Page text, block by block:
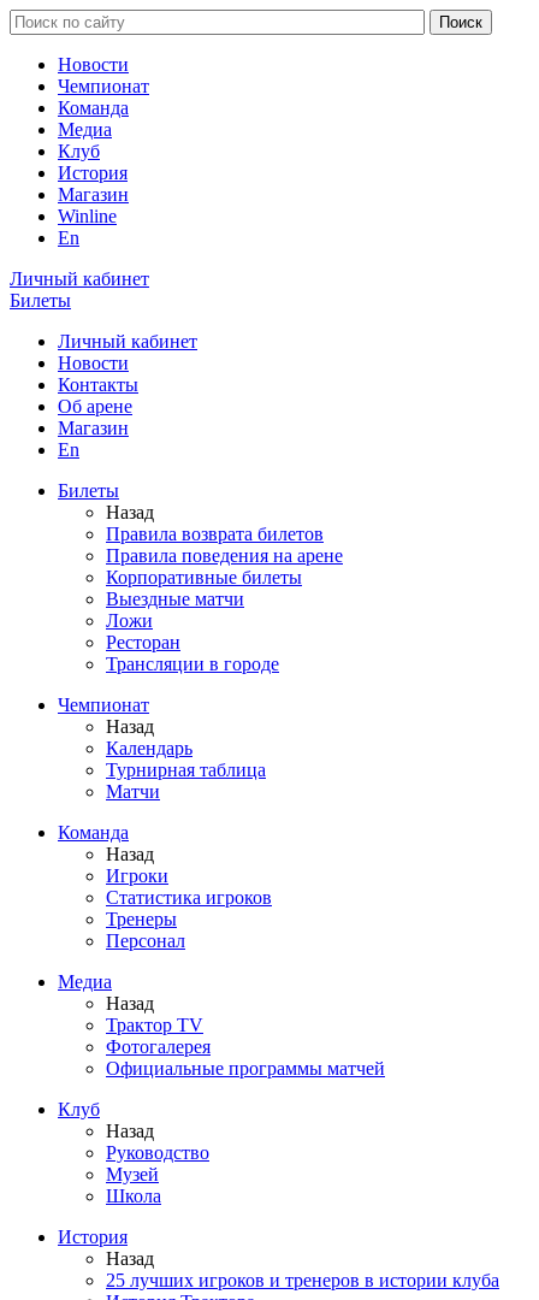
Новости
Чемпионат
Команда
Медиа
Клуб
История
Магазин
Winline
En
Личный кабинет
Билеты
Личный кабинет
Новости
Контакты
Об арене
Магазин
En
Билеты
Назад
Правила возврата билетов
Правила поведения на арене
Корпоративные билеты
Выездные матчи
Ложи
Ресторан
Трансляции в городе
Чемпионат
Назад
Календарь
Турнирная таблица
Матчи
Команда
Назад
Игроки
Статистика игроков
Тренеры
Персонал
Медиа
Назад
Трактор TV
Фотогалерея
Официальные программы матчей
Клуб
Назад
Руководство
Музей
Школа
История
Назад
25 лучших игроков и тренеров в истории клуба